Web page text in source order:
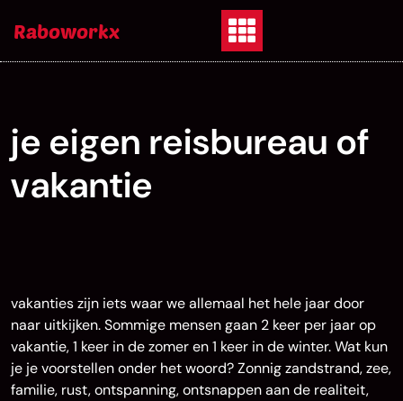
Raboworkx
je eigen reisbureau of
vakantie
vakanties zijn iets waar we allemaal het hele jaar door
naar uitkijken. Sommige mensen gaan 2 keer per jaar op
vakantie, 1 keer in de zomer en 1 keer in de winter. Wat kun
je je voorstellen onder het woord? Zonnig zandstrand, zee,
familie, rust, ontspanning, ontsnappen aan de realiteit,